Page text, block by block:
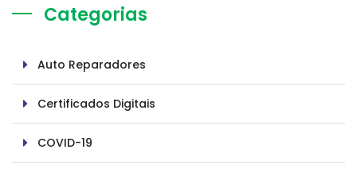
Categorias
Auto Reparadores
Certificados Digitais
COVID-19